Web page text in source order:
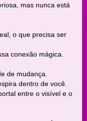
mas nunca está
o que precisa ser
conexão mágica.
de mudança.
dentro de você.
entre o visível e o